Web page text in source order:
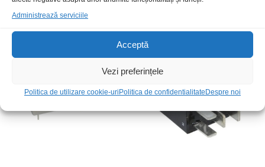
Administrează serviciile
Acceptă
Vezi preferințele
Politica de utilizare cookie-uri Politica de confidentialitate Despre noi
90,00lei/Buc